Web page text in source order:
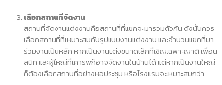
เลือกสถานที่จัดงาน
สถานที่จัดงานแต่งงานคือสถานที่ที่แขกจะมารวมตัวกัน ดังนั้นควร
เลือกสถานที่ที่เหมาะสมกับรูปแบบงานแต่งงาน และจำนวนแขกที่มา
ร่วมงานเป็นหลัก หากเป็นงานแต่งขนาดเล็กที่เชิญเฉพาะญาติ เพื่อน
สนิท และผู้ใหญ่ที่เคารพก็อาจจัดงานในบ้านได้ แต่หากเป็นงานใหญ่
ก็ต้องเลือกสถานที่อย่างหอประชุม หรือโรงแรมจะเหมาะสมกว่า